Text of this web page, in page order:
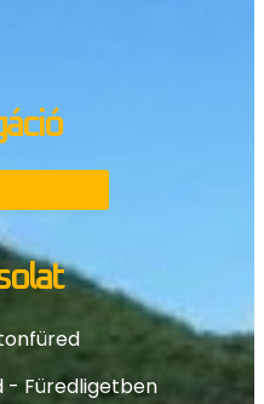
- Füredligetben